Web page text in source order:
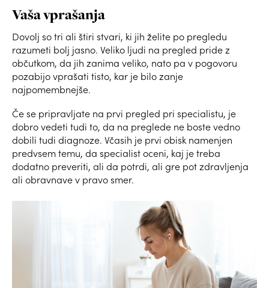
Vaša vprašanja
Dovolj so tri ali štiri stvari, ki jih želite po pregledu
razumeti bolj jasno. Veliko ljudi na pregled pride z
občutkom, da jih zanima veliko, nato pa v pogovoru
pozabijo vprašati tisto, kar je bilo zanje
najpomembnejše.
Če se pripravljate na prvi pregled pri specialistu, je
dobro vedeti tudi to, da na preglede ne boste vedno
dobili tudi diagnoze. Včasih je prvi obisk namenjen
predvsem temu, da specialist oceni, kaj je treba
dodatno preveriti, ali da potrdi, ali gre pot zdravljenja
ali obravnave v pravo smer.